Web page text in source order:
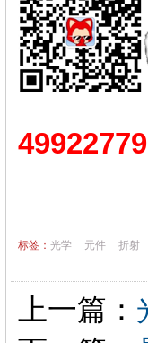
49922779
标签： 光学 元件 折射
上一篇：